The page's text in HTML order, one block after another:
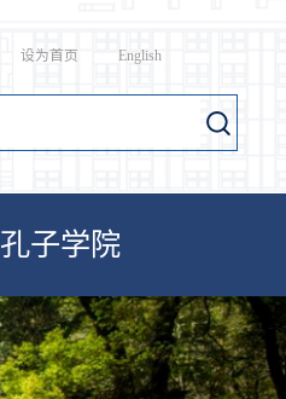
设为首页 English
孔子学院